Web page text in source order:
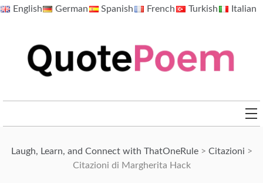
SkipEnglish German Spanish French Turkish Italian
Laugh, Learn, and Connect with ThatOneRule> Citazioni >
Citazioni di Margherita Hack